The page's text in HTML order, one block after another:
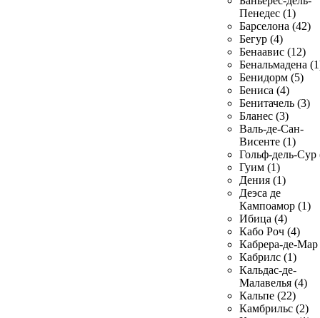
Пенедес (1)
Барселона (42)
Бегур (4)
Бенаавис (12)
Бенальмадена
Бенидорм (5)
Бениса (4)
Бенитачель (3)
Бланес (3)
Валь-де-Сан-
Висенте (1)
Гольф-дель-Сур
Гуим (1)
Дения (1)
Деэса де
Кампоамор (1)
Ибица (4)
Кабо Роч (4)
Кабрера-де-Мар
Кабрилс (1)
Кальдас-де-
Малавелья (4)
Кальпе (22)
Камбрильс (2)